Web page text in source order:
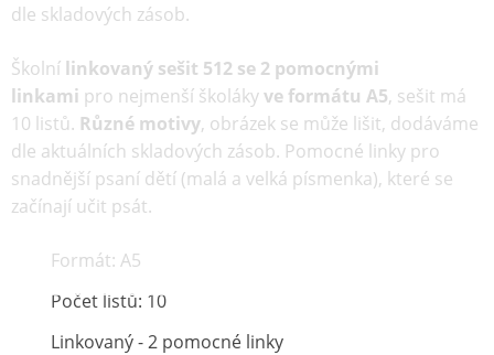
dle skladových zásob.
Školní linkovaný sešit 512 se 2 pomocnými
linkami pro nejmenší školákyve formátu A5, sešit má
10 listů. Různé motivy, obrázek se může lišit, dodáváme
dle aktuálních skladových zásob. Pomocné linky pro
snadnější psaní dětí (malá a velká písmenka), které se
začínají učit psát.
Formát: A5
Počet listů: 10
Linkovaný - 2 pomocné linky